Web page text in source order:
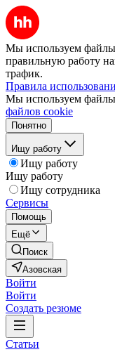
Мы используем файлы
правильную работу
трафик.
Правила
Мы используем
файлов cookie
Понятно
Ищу работу
Ищу работу
Ищу работу
Ищу сотрудника
Сервисы
Помощь
Ещё
Поиск
Азовская
Войти
Войти
Создать резюме
Статьи